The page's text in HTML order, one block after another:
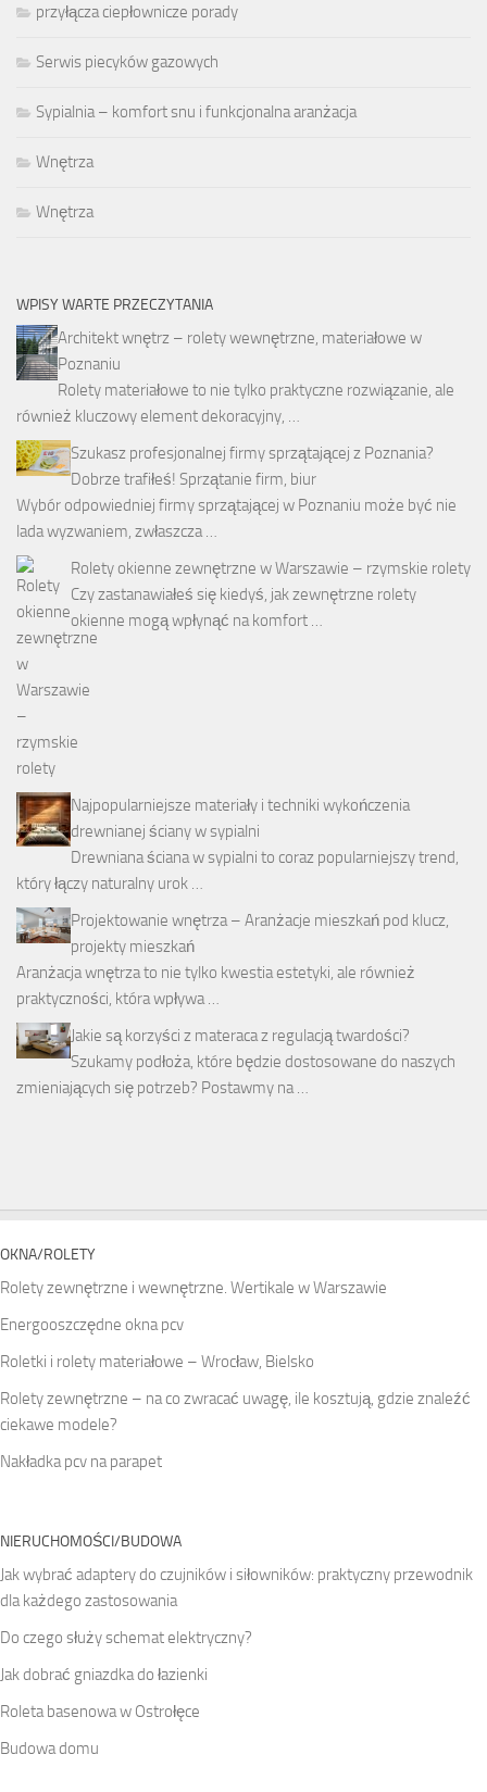
przyłącza ciepłownicze porady
Serwis piecyków gazowych
Sypialnia – komfort snu i funkcjonalna aranżacja
Wnętrza
Wnętrza
WPISY WARTE PRZECZYTANIA
Architekt wnętrz – rolety wewnętrzne, materiałowe w
Poznaniu
Rolety materiałowe to nie tylko praktyczne rozwiązanie, ale
również kluczowy element dekoracyjny, …
Szukasz profesjonalnej firmy sprzątającej z Poznania?
Dobrze trafiłeś! Sprzątanie firm, biur
Wybór odpowiedniej firmy sprzątającej w Poznaniu może być nie
lada wyzwaniem, zwłaszcza …
Rolety okienne zewnętrzne w Warszawie – rzymskie rolety
Czy zastanawiałeś się kiedyś, jak zewnętrzne rolety
okienne mogą wpłynąć na komfort …
Najpopularniejsze materiały i techniki wykończenia
drewnianej ściany w sypialni
Drewniana ściana w sypialni to coraz popularniejszy trend,
który łączy naturalny urok …
Projektowanie wnętrza – Aranżacje mieszkań pod klucz,
projekty mieszkań
Aranżacja wnętrza to nie tylko kwestia estetyki, ale również
praktyczności, która wpływa …
Jakie są korzyści z materaca z regulacją twardości?
Szukamy podłoża, które będzie dostosowane do naszych
zmieniających się potrzeb? Postawmy na …
OKNA/ROLETY
Rolety zewnętrzne i wewnętrzne. Wertikale w Warszawie
Energooszczędne okna pcv
Roletki i rolety materiałowe – Wrocław, Bielsko
Rolety zewnętrzne – na co zwracać uwagę, ile kosztują, gdzie znaleźć
ciekawe modele?
Nakładka pcv na parapet
NIERUCHOMOŚCI/BUDOWA
Jak wybrać adaptery do czujników i siłowników: praktyczny przewodnik
dla każdego zastosowania
Do czego służy schemat elektryczny?
Jak dobrać gniazdka do łazienki
Roleta basenowa w Ostrołęce
Budowa domu